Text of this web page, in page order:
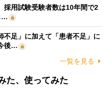
採用試験受験者数は10年間で2
…
不足」に加えて「患者不足」に
後…
一覧を見る
た、使ってみた